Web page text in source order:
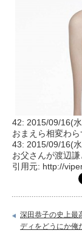
42: 2015/09/16(
おまえら相変わ
43: 2015/09/16(
お父さんが渡辺
引用元: http://
深田恭子の史上最
ディをどうにか俺